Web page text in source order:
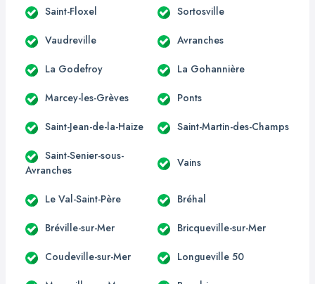
Saint-Floxel Sortosville
Vaudreville Avranches
La Godefroy La Gohannière
Marcey-les-Grèves Ponts
Saint-Jean-de-la-Haize Saint-Martin-des-Champs
Saint-Senier-sous-
Avranches
Vains
Le Val-Saint-Père Bréhal
Bréville-sur-Mer Bricqueville-sur-Mer
Coudeville-sur-Mer Longueville 50